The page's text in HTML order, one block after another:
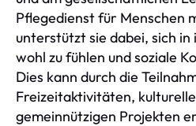
Pflegedienst für Menschen
unterstützt sie dabei, sich
wohl zu fühlen und soziale
Dies kann durch die
Freizeitaktivitäten,
gemeinnützigen Projekten